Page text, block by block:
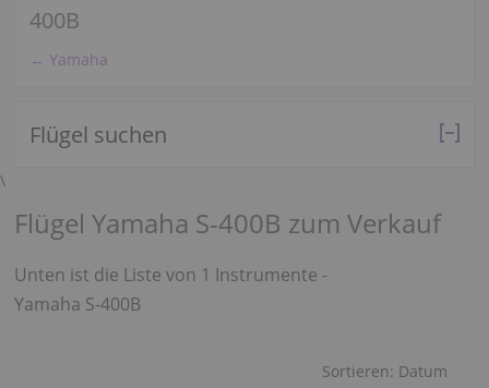
400B
← Yamaha
Flügel suchen
\
Flügel Yamaha S-400B zum Verkauf
Unten ist die Liste von 1 Instrumente -
Yamaha S-400B
Sortieren: Datum